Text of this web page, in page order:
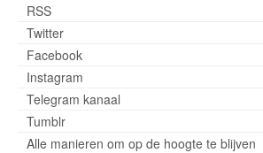
RSS
Twitter
Facebook
Instagram
Telegram kanaal
Tumblr
Alle manieren om op de hoogte te blijven